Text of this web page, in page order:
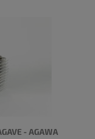
- AGAWA